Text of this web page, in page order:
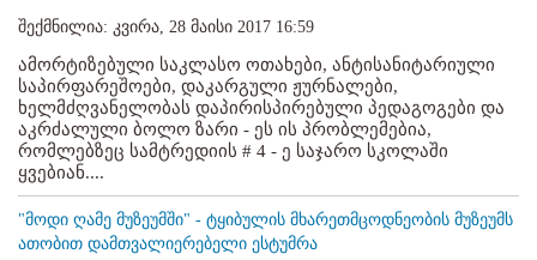
შექმნილია: კვირა, 28 მაისი 2017 16:59
ამორტიზებული საკლასო ოთახები, ანტისანიტარიული
საპირფარეშოები, დაკარგული ჟურნალები,
ხელმძღვანელობას დაპირისპირებული პედაგოგები და
აკრძალული ბოლო ზარი - ეს ის პრობლემებია,
რომლებზეც სამტრედიის # 4 - ე საჯარო სკოლაში
ყვებიან....
"მოდი ღამე მუზეუმში" - ტყიბულის მხარეთმცოდნეობის მუზეუმს
ათობით დამთვალიერებელი ესტუმრა